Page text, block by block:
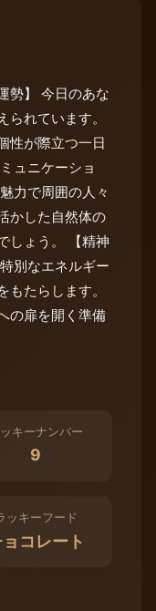
勢】 今日のあな
れています。
性が際立つ一日
ュニケーショ
力で周囲の人々
かした自然体の
しょう。 【精神
別なエネルギー
たらします。
の扉を開く準備
キーナンバー
9
ッキーフード
コレート